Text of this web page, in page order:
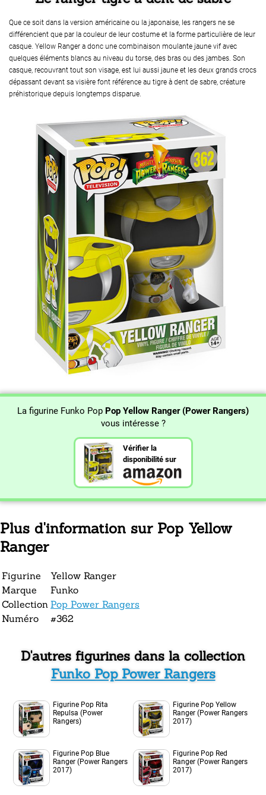
Que ce soit dans la version américaine ou la japonaise, les rangers ne se
différencient que par la couleur de leur costume et la forme particulière de leur
casque. Yellow Ranger a donc une combinaison moulante jaune vif avec
quelques éléments blancs au niveau du torse, des bras ou des jambes. Son
casque, recouvrant tout son visage, est lui aussi jaune et les deux grands crocs
dépassant devant sa visière font référence au tigre à dent de sabre, créature
préhistorique depuis longtemps disparue.
La figurine Funko Pop Pop Yellow Ranger (Power Rangers)
vous intéresse ?
Vérifier la
disponibilité sur
Plus d'information sur Pop Yellow
Ranger
Figurine
Yellow Ranger
Marque
Funko
Collection Pop Power Rangers
Numéro
#362
D'autres figurines dans la collection
Funko Pop Power Rangers
Figurine Pop Rita
Repulsa (Power
Rangers)
Figurine Pop Yellow
Ranger (Power Rangers
2017)
Figurine Pop Blue
Ranger (Power Rangers
2017)
Figurine Pop Red
Ranger (Power Rangers
2017)